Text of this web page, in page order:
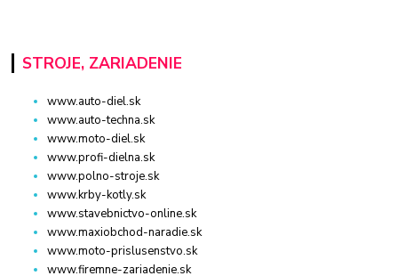
STROJE, ZARIADENIE
www.auto-diel.sk
www.auto-techna.sk
www.moto-diel.sk
www.profi-dielna.sk
www.polno-stroje.sk
www.krby-kotly.sk
www.stavebnictvo-online.sk
www.maxiobchod-naradie.sk
www.moto-prislusenstvo.sk
www.firemne-zariadenie.sk